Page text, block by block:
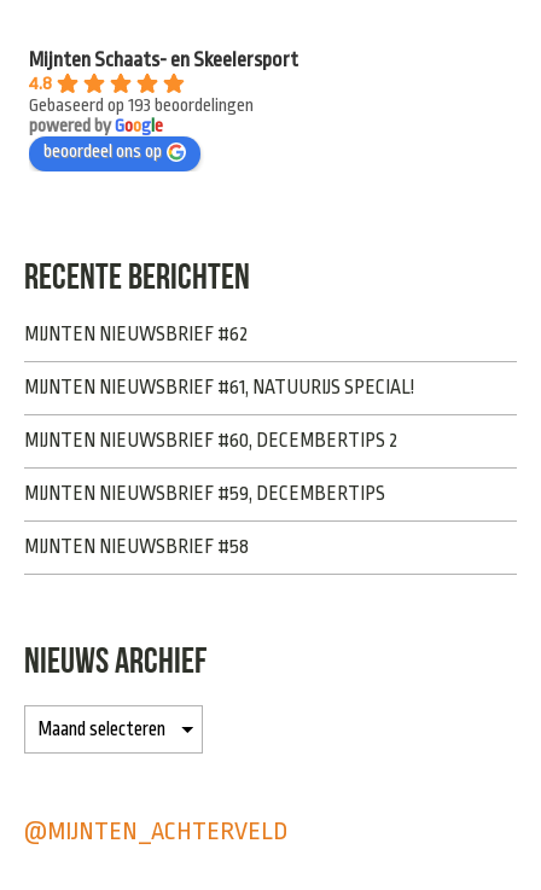
Mijnten Schaats- en Skeelersport
4.8
Gebaseerd op 193 beoordelingen
powered byGooge
beoordeel ons op
RECENTE BERICHTEN
MIJNTEN NIEUWSBRIEF #62
MIJNTEN NIEUWSBRIEF #61, NATUURIJS SPECIAL!
MIJNTEN NIEUWSBRIEF #60, DECEMBERTIPS 2
MIJNTEN NIEUWSBRIEF #59, DECEMBERTIPS
MIJNTEN NIEUWSBRIEF #58
NIEUWS ARCHIEF
@MIJNTEN_ACHTERVELD